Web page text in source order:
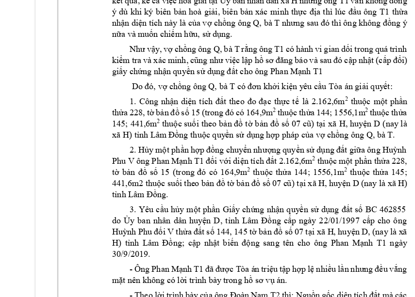
 dù khi k biên bản hoà giải, biên bản xác minh thực địa thì lúc đầu ông T1 thừa
nhận diện tích này là của vợ chồng ông Q, bà T nhưng sau đó thì ông không đồng 
nữa và muốn chiếm hữu, sử dụng.
Như vậy, vợ chồng ông Q, bà T rằng ông T1 có hành vi gian dối trong quá trình
kiểm tra và xác minh, cũng như việc lập hồ sơ đăng báo và sau đó cập nhật (cấp đổi)
giấy chứng nhận quyền sử dụng đất cho ông Phan Mạnh T1
Do đó, vợ chồng ông Q, bà T có đơn khi kiện yêu cầu Ta án giải quyết:
1. Công nhận diện tích đất theo đo đạc thực tế là 2.162,6m2 thuộc một phần
thửa 228, tờ bản đồ số 15 (trong đó có 164,9m2 thuộc thửa 144; 1556,1m2 thuộc thửa
145; 441,6m2 thuộc suối theo bản đồ tờ bản đồ số 07 cũ) tại xã H, huyện D (nay là
xã H) tnh Lâm Đồng thuộc quyền sử dụng hợp pháp của vợ chồng ông Q, bà T.
2. Hủy một phần hợp đồng chuyển nhượng quyền sử dụng đất giữa ông Huỳnh
Phu V ông Phan Mạnh T1 đối với diện tích đất 2.162,6m2 thuộc một phần thửa 228,
tờ bản đồ số 15 (trong đó có 164,9m2 thuộc thửa 144; 1556,1m2 thuộc thửa 145;
441,6m2 thuộc suối theo bản đồ tờ bản đồ số 07 cũ) tại xã H, huyện D (nay là xã H)
tnh Lâm Đồng.
3. Yêu cầu hủy một phần Giấy chứng nhận quyền sử dụng đất số BC 462855
do Ủy ban nhân dân huyện D, tnh Lâm Đồng cấp ngày 22/01/1997 cấp cho ông
Huỳnh Phu đối V thửa đất số 144, 145 tờ bản đồ số 07 tại xã H, huyện D, (nay là xã
H) tnh Lâm Đồng; cập nhật biến động sang tên cho ông Phan Mạnh T1 ngày
30/9/2019.
- Ông Phan Mạnh T1 đã được Ta án triệu tập hợp lệ nhiều lần nhưng đều vắng
mặt nên không có lời trình bày trong hồ sơ vụ án.
- Theo lời trình bày của ông Đoàn Nam T2 thì: Nguồn gốc diện tích đất mà các